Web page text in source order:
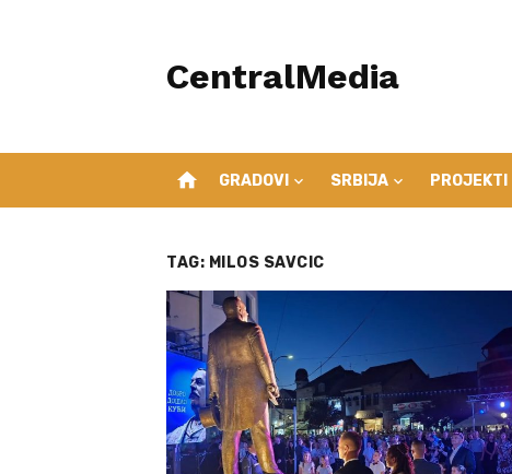
CentralMedia
home GRADOVI SRBIJA PROJEKTI
TAG: MILOS SAVCIC